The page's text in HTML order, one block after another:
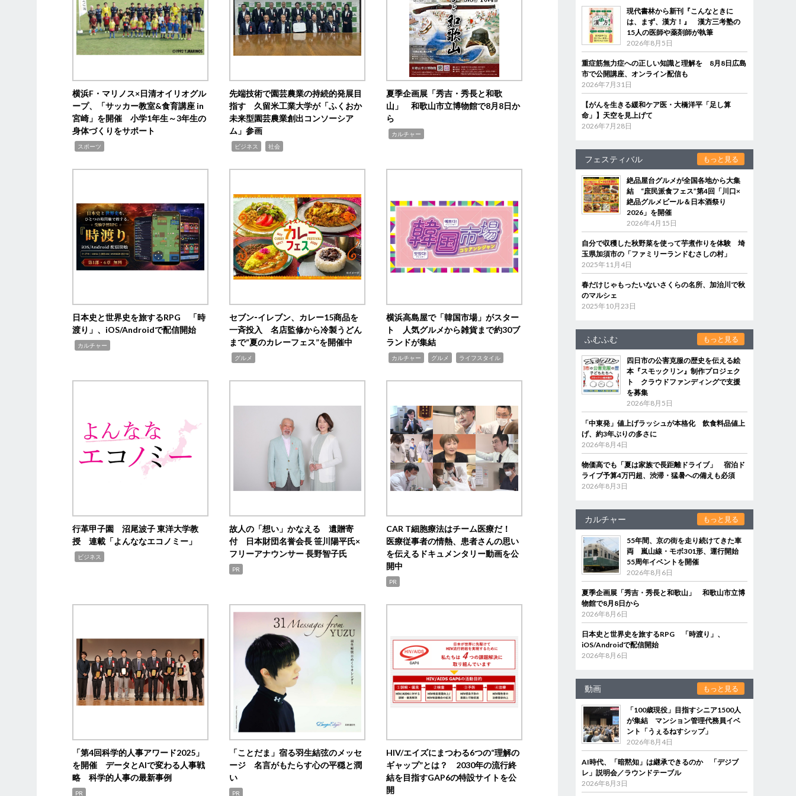
横浜F・マリノス×日清オイリオグル
ープ、「サッカー教室&食育講座 in
宮崎」を開催 小学1年生～3年生の
身体づくりをサポート
スポーツ
先端技術で園芸農業の持続的発展目
指す 久留米工業大学が「ふくおか
未来型園芸農業創出コンソーシア
ム」参画
ビジネス 社会
夏季企画展「秀吉・秀長と和歌
山」 和歌山市立博物館で8月8日か
ら
カルチャー
日本史と世界史を旅するRPG 「時
渡り」、iOS/Androidで配信開始
カルチャー
セブン‐イレブン、カレー15商品を
一斉投入 名店監修から冷製うどん
まで“夏のカレーフェス”を開催中
グルメ
横浜高島屋で「韓国市場」がスター
ト 人気グルメから雑貨まで約30ブ
ランドが集結
カルチャー グルメ ライフスタイル
行革甲子園 沼尾波子 東洋大学教
授 連載「よんななエコノミー」
ビジネス
故人の「想い」かなえる 遺贈寄
付 日本財団名誉会長 笹川陽平氏×
フリーアナウンサー 長野智子氏
PR
CAR T細胞療法はチーム医療だ！
医療従事者の情熱、患者さんの思い
を伝えるドキュメンタリー動画を公
開中
PR
「第4回科学的人事アワード2025」
を開催 データとAIで変わる人事戦
略 科学的人事の最新事例
PR
「ことだま」宿る羽生結弦のメッセ
ージ 名言がもたらす心の平穏と潤
い
PR
HIV/エイズにまつわる6つの“理解の
ギャップ”とは？ 2030年の流行終
結を目指すGAP6の特設サイトを公
開
現代書林から新刊『こんなときに
は、まず、漢方！』 漢方三考塾の
15人の医師や薬剤師が執筆
2026年8月5日
重症筋無力症への正しい知識と理解を 8月8日広島
市で公開講座、オンライン配信も
2026年7月31日
【がんを生きる緩和ケア医・大橋洋平「足し算
命」】天空を見上げて
2026年7月28日
フェスティバル もっと見る
絶品屋台グルメが全国各地から大集
結 “庶民派食フェス”第4回「川口×
絶品グルメビール＆日本酒祭り
2026」を開催
2026年4月15日
自分で収穫した秋野菜を使って芋煮作りを体験 埼
玉県加須市の「ファミリーランドむさしの村」
2025年11月4日
春だけじゃもったいないさくらの名所、加治川で秋
のマルシェ
2025年10月23日
ふむふむ もっと見る
四日市の公害克服の歴史を伝える絵
本『スモックリン』制作プロジェク
ト クラウドファンディングで支援
を募集
2026年8月5日
「中東発」値上げラッシュが本格化 飲食料品値上
げ、約3年ぶりの多さに
2026年8月4日
物価高でも「夏は家族で長距離ドライブ」 宿泊ド
ライブ予算4万円超、渋滞・猛暑への備えも必須
2026年8月3日
カルチャー もっと見る
55年間、京の街を走り続けてきた車
両 嵐山線・モボ301形、運行開始
55周年イベントを開催
2026年8月6日
夏季企画展「秀吉・秀長と和歌山」 和歌山市立博
物館で8月8日から
2026年8月6日
日本史と世界史を旅するRPG 「時渡り」、
iOS/Androidで配信開始
2026年8月6日
動画 もっと見る
「100歳現役」目指すシニア1500人
が集結 マンション管理代務員イベ
ント「うぇるねすシップ」
2026年8月4日
AI時代、「暗黙知」は継承できるのか 「デジブ
レ」説明会／ラウンドテーブル
2026年8月3日